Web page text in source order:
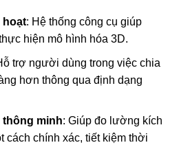
hoạt: Hệ thống công cụ giúp
hiện mô hình hóa 3D.
trợ người dùng trong việc chia
hơn thông qua định dạng
minh: Giúp đo lường kích
cách chính xác, tiết kiệm thời